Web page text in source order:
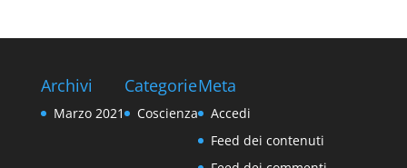
Archivi
Marzo 2021
Categorie
Coscienza
Meta
Accedi
Feed dei contenuti